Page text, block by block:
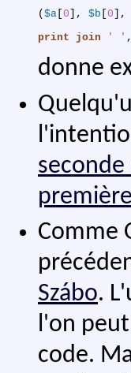
( $a 0 , $b 0 ,
print
join ' ' ,
donne
Comme
Szábo.
l'on
code.